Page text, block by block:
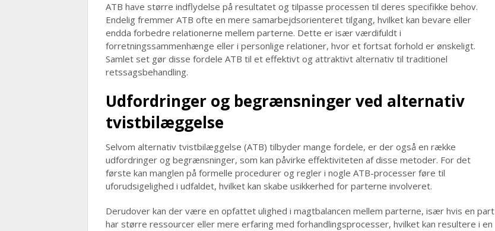
ATB have større indflydelse på resultatet og tilpasse processen til deres specifikke behov.
Endelig fremmer ATB ofte en mere samarbejdsorienteret tilgang, hvilket kan bevare eller
endda forbedre relationerne mellem parterne. Dette er især værdifuldt i
forretningssammenhænge eller i personlige relationer, hvor et fortsat forhold er ønskeligt.
Samlet set gør disse fordele ATB til et effektivt og attraktivt alternativ til traditionel
retssagsbehandling.
Udfordringer og begrænsninger ved alternativ
tvistbilæggelse
Selvom alternativ tvistbilæggelse (ATB) tilbyder mange fordele, er der også en række
udfordringer og begrænsninger, som kan påvirke effektiviteten af disse metoder. For det
første kan manglen på formelle procedurer og regler i nogle ATB-processer føre til
uforudsigelighed i udfaldet, hvilket kan skabe usikkerhed for parterne involveret.
Derudover kan der være en opfattet ulighed i magtbalancen mellem parterne, især hvis en part
har større ressourcer eller mere erfaring med forhandlingsprocesser, hvilket kan resultere i en